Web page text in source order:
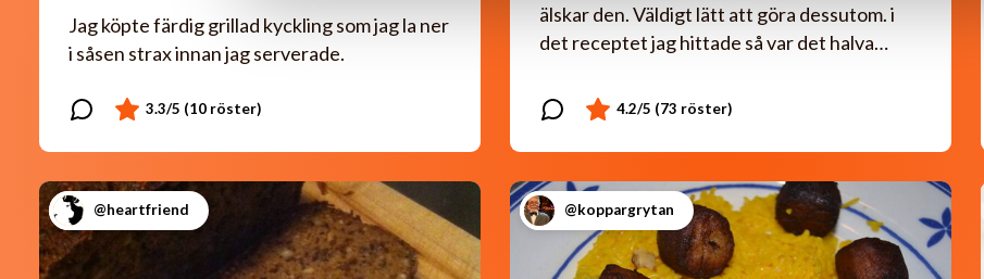
Jag köpte färdig grillad kyckling som jag la ner
i såsen strax innan jag serverade.
älskar den. Väldigt lätt att göra dessutom. i
det receptet jag hittade så var det halva…
@heartfriend @koppargrytan